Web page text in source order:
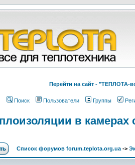
Перейти на cайт -
Поиск Пользователи Группы
в камерах
Список форумов forum.teplota.org.ua ->